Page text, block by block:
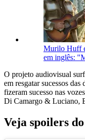
Murilo Huff
em inglês:
O projeto audiovisual
em resgatar sucessos
fizeram sucesso nas
Di Camargo & Luciano,
Veja spoilers